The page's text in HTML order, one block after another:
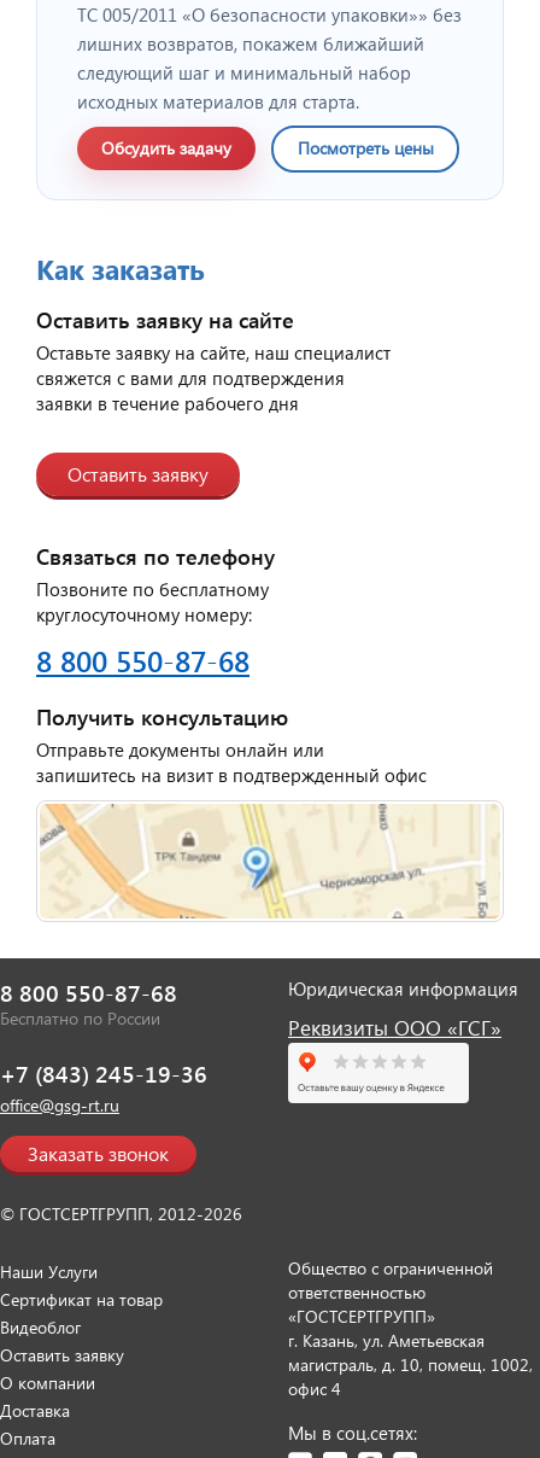
ТС 005/2011 «О безопасности упаковки»» без
лишних возвратов, покажем ближайший
следующий шаг и минимальный набор
исходных материалов для старта.
Обсудить задачу Посмотреть цены
Как заказать
Оставить заявку на сайте
Оставьте заявку на сайте, наш специалист
свяжется с вами для подтверждения
заявки в течение рабочего дня
Оставить заявку
Связаться по телефону
Позвоните по бесплатному
круглосуточному номеру:
8 800 550-87-68
Получить консультацию
Отправьте документы онлайн или
запишитесь на визит в подтвержденный офис
8 800 550-87-68
Бесплатно по России
+7 (843) 245-19-36
office@gsg-rt.ru
Заказать звонок
© ГОСТСЕРТГРУПП, 2012-2026
Юридическая информация
Реквизиты ООО «ГСГ»
Наши Услуги
Сертификат на товар
Видеоблог
Оставить заявку
О компании
Доставка
Оплата
Общество с ограниченной
ответственностью
«ГОСТСЕРТГРУПП»
г. Казань, ул. Аметьевская
магистраль, д. 10, помещ. 1002,
офис 4
Мы в соц.сетях: